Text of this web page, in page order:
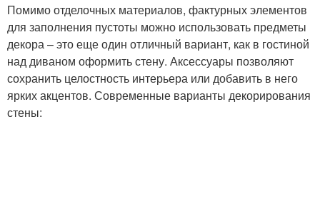
Помимо отделочных материалов, фактурных элементов
для заполнения пустоты можно использовать предметы
декора – это еще один отличный вариант, как в гостиной
над диваном оформить стену. Аксессуары позволяют
сохранить целостность интерьера или добавить в него
ярких акцентов. Современные варианты декорирования
стены: